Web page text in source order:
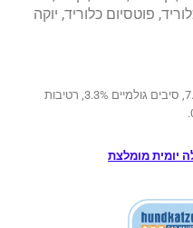
פוטסיום כלוריד, יוקה
חלבון 25.5%, שומן 15%, אפר גולמי 7.5%, סיבים גולמיים 3.3%, רטיבות
יומית מומלצת